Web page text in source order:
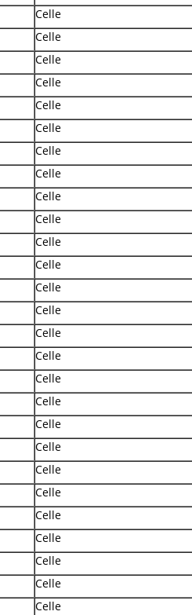
Celle
Celle
Celle
Celle
Celle
Celle
Celle
Celle
Celle
Celle
Celle
Celle
Celle
Celle
Celle
Celle
Celle
Celle
Celle
Celle
Celle
Celle
Celle
Celle
Celle
Celle
Celle